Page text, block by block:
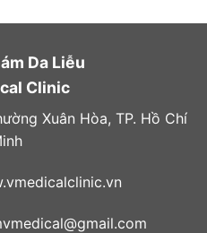
Da Liễu
Clinic
Xuân Hòa, TP. Hồ Chí